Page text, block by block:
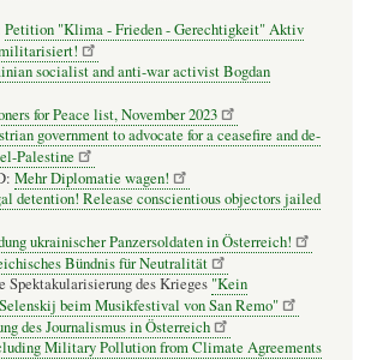
Petition "Klima - Frieden - Gerechtigkeit" Aktiv
socialist and anti-war activist Bogdan
for Peace list, November 2023
government to advocate for a ceasefire and de-
Palestine
Mehr Diplomatie wagen!
detention! Release conscientious objectors jailed
ukrainischer Panzersoldaten in Österreich!
Bündnis für Neutralität
Spektakularisierung des Krieges "Kein
beim Musikfestival von San Remo"
des Journalismus in Österreich
Military Pollution from Climate Agreements